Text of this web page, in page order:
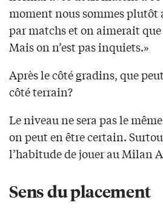
moment nous sommes plutôt
par matchs et on aimerait que
Mais on n’est pas inquiets.»
Après le côté gradins, que
côté terrain?
Le niveau ne sera pas le
on peut en être certain.
l’habitude de jouer au Milan
Sens du placement